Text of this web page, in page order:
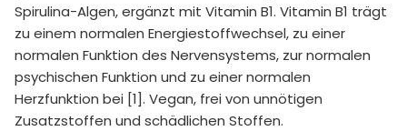
Spirulina-Algen, ergänzt mit Vitamin B1. Vitamin B1 trägt
zu einem normalen Energiestoffwechsel, zu einer
normalen Funktion des Nervensystems, zur normalen
psychischen Funktion und zu einer normalen
Herzfunktion bei [1]. Vegan, frei von unnötigen
Zusatzstoffen und schädlichen Stoffen.